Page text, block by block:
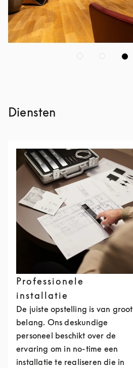
Diensten
Professionele
installatie
De juiste opstelling is van groot
belang. Ons deskundige
personeel beschikt over de
ervaring om in no-time een
installatie te realiseren die in